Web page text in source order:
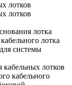
лотков
лотков
лотка
лотка
системы
лотков
кабельного